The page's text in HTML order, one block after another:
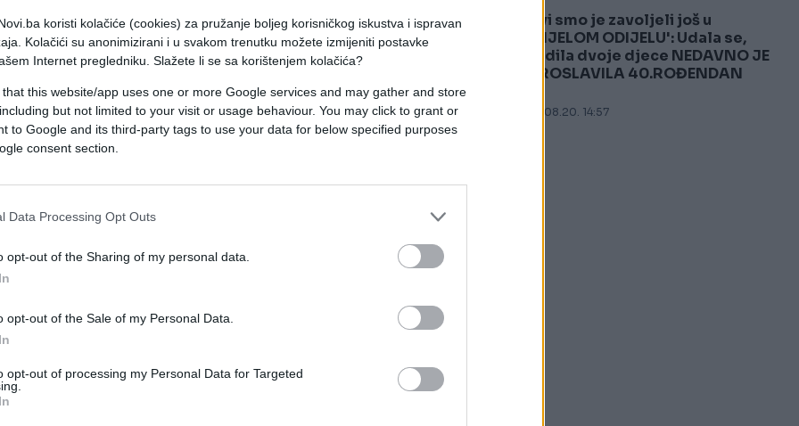
koristi kolačiće (cookies) za pružanje boljeg korisničkog iskustva i ispravan
Kolačići su anonimizirani i u svakom trenutku možete izmijeniti postavke
Internet pregledniku. Slažete li se sa korištenjem kolačića?
that this website/app uses one or more Google services and may gather and store
but not limited to your visit or usage behaviour. You may click to grant or
to Google and its third-party tags to use your data for below specified purposes
consent section.
Data Processing Opt Outs
opt-out of the Sharing of my personal data.
opt-out of the Sale of my Personal Data.
opt-out of processing my Personal Data for Targeted
godina, postojala je tabla sa propisima o
i uglovima ulica
predmete
propisima
5
Svi smo je zavoljeli još u
'BIJELOM ODIJELU': Udala se,
rodila dvoje djece NEDAVNO JE
PROSLAVILA 40.ROĐENDAN
10.08.20. 14:57